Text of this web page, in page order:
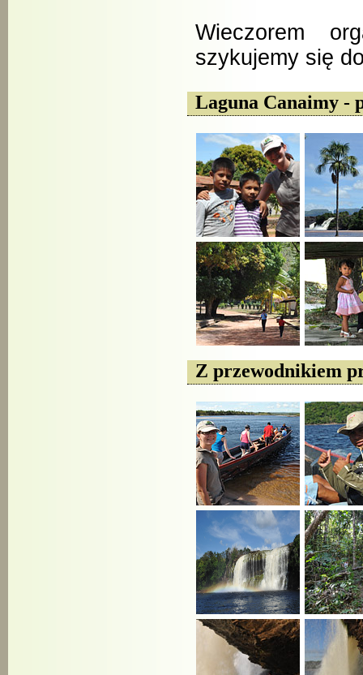
Wieczorem
szykujemy się
Laguna Canaimy -
Z przewodnikiem